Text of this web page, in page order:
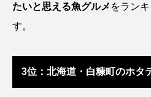
アマダイ アミメハギ
たいと思える魚グルメ をラン
す。
3位：北海道・白糠町のホタ